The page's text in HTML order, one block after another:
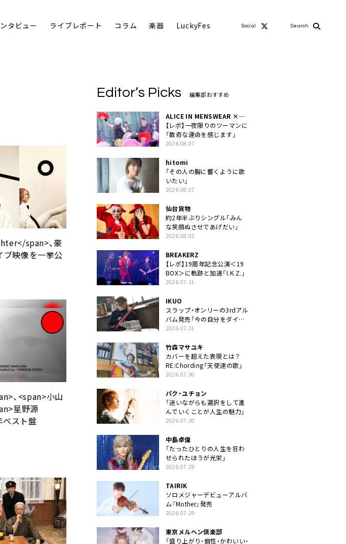
タビュー ライブレポート コラム 楽器 LuckyFes Social Search
span>、豪
ブ映像を一挙公
、<span>小山
星野源
スト盤
Editor’s Picks 編集部おすすめ
ALICE IN MENSWEAR ×
MASCHERA
【レポ】一夜限りのツーマンに
「数奇な運命を感じます」
2026.08.07
hitomi
「その人の胸に響くように歌
いたい」
2026.08.07
仙台貨物
約2年半ぶりシングル「みん
な笑顔ぬさせであげだい」
2026.08.05
BREAKERZ
【レポ】19周年記念公演＜19
BOX＞に軌跡と加速「I.K.Z.」
2026.07.31
IKUO
スラップ・オンリーの3rdアル
バム発売「今の自分をダイレ
クトに」
2026.07.31
竹森マサユキ
カバーを超えた表現とは？
RE:Chording「天使達の歌」
2026.07.30
パク・ユチョン
「迷いながらも選択をして進
んでいくことが人生の魅力」
2026.07.30
中島卓偉
「たったひとりの人生を狂わ
せられたほうが光栄」
2026.07.29
TAIRIK
ソロメジャーデビューアルバ
ム『Mother』発売
2026.07.29
東京メルヘン倶楽部
「盛り上がり・個性・かわいい・